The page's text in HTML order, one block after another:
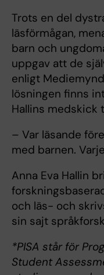
Trots en del
läsförmågan,
barn och
uppgav att de
enligt
lösningen finns
Hallins medskick
– Var läsande
med barnen.
Anna Eva Hallin
och läs- och
sin sajt
*PISA står för
Student